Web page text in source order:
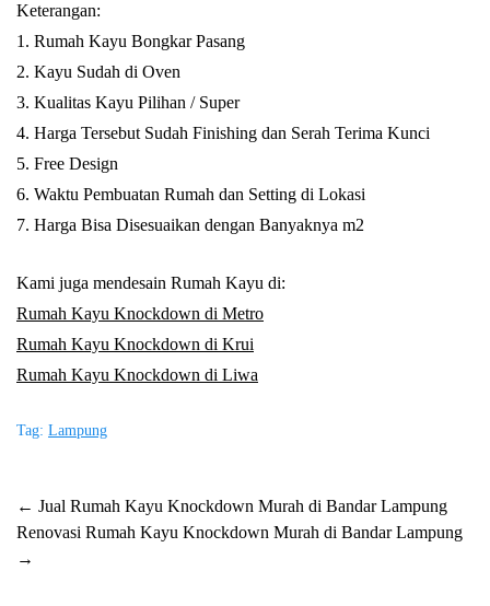
Keterangan:
1. Rumah Kayu Bongkar Pasang
2. Kayu Sudah di Oven
3. Kualitas Kayu Pilihan / Super
4. Harga Tersebut Sudah Finishing dan Serah Terima Kunci
5. Free Design
6. Waktu Pembuatan Rumah dan Setting di Lokasi
7. Harga Bisa Disesuaikan dengan Banyaknya m2
Kami juga mendesain Rumah Kayu di:
Rumah Kayu Knockdown di Metro
Rumah Kayu Knockdown di Krui
Rumah Kayu Knockdown di Liwa
Tag: Lampung
Post
navigation
← Jual Rumah Kayu Knockdown Murah di Bandar Lampung
Renovasi Rumah Kayu Knockdown Murah di Bandar Lampung
→